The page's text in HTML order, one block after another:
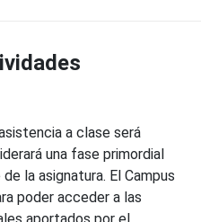
a clase será
una fase primordial
la asignatura. El Campus
poder acceder a las